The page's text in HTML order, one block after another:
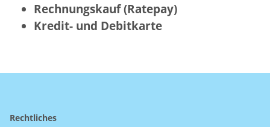
Rechnungskauf (Ratepay)
Kredit- und Debitkarte
Rechtliches